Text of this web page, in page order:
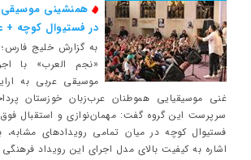
همنشینی
در فستیوال کوچه
به گزارش خلیج فارس؛
«نجم العرب» با
موسیقی عربی به
غنی موسیقیایی هموطنان عرب‌زبان خوزستان
سرپرست این گروه گفت: مهمان‌نوازی و استقبال
فستیوال کوچه در میان تمامی رویدادهای
اشاره به کیفیت بالای مدل اجرای این رویداد